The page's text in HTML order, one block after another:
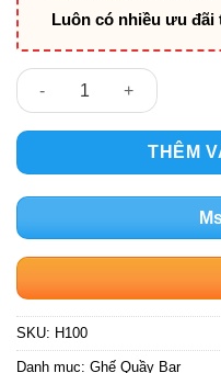
Luôn có nhiều ưu đãi
Ghế quầy bar H100 số lượng
THÊM
SKU: H100
Danh mục: Ghế Quầy Bar